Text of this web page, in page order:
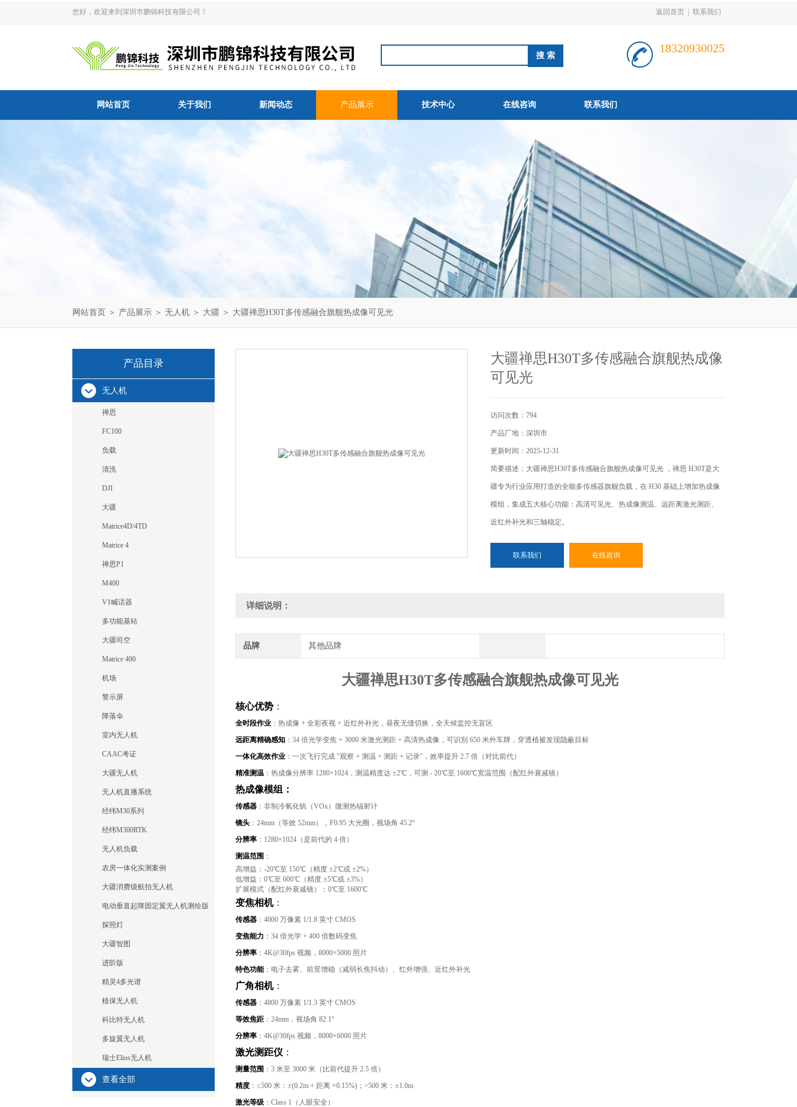
您好，欢迎来到深圳市鹏锦科技有限公司！ 返回首页 联系我们
18320930025
网站首页 关于我们 新闻动态 产品展示 技术中心 在线咨询 联系我们
网站首页 ＞ 产品展示 ＞ 无人机 ＞ 大疆 ＞ 大疆禅思H30T多传感融合旗舰热成像可见光
产品目录
无人机
禅思
FC100
负载
清洗
DJI
大疆
Matrice4D/4TD
Matrice 4
禅思P1
M400
V1喊话器
多功能基站
大疆司空
Matrice 400
机场
警示屏
降落伞
室内无人机
CAAC考证
大疆无人机
无人机直播系统
经纬M30系列
经纬M300RTK
无人机负载
农房一体化实测案例
大疆消费级航拍无人机
电动垂直起降固定翼无人机测绘版
探照灯
大疆智图
进阶版
精灵4多光谱
植保无人机
科比特无人机
多旋翼无人机
瑞士Elios无人机
查看全部
大疆禅思H30T多传感融合旗舰热成像
可见光
访问次数：794
产品厂地：深圳市
更新时间：2025-12-31
简要描述：大疆禅思H30T多传感融合旗舰热成像可见光 ，禅思 H30T是大
疆专为行业应用打造的全能多传感器旗舰负载，在 H30 基础上增加热成像
模组，集成五大核心功能：高清可见光、热成像测温、远距离激光测距、
近红外补光和三轴稳定。
联系我们 在线咨询
详细说明：
品牌 其他品牌
大疆禅思H30T多传感融合旗舰热成像可见光
核心优势 ：
全时段作业 ：热成像 + 全彩夜视 + 近红外补光，昼夜无缝切换，全天候监控无盲区
远距离精确感知 ：34 倍光学变焦 + 3000 米激光测距 + 高清热成像，可识别 650 米外车牌，穿透植被发现隐蔽目标
一体化高效作业 ：一次飞行完成 "观察 + 测温 + 测距 + 记录"，效率提升 2.7 倍（对比前代）
精准测温 ：热成像分辨率 1280×1024，测温精度达 ±2℃，可测 - 20℃至 1600℃宽温范围（配红外衰减镜）
热成像模组：
传感器 ：非制冷氧化钒（VOx）微测热辐射计
镜头 ：24mm（等效 52mm），F0.95 大光圈，视场角 45.2°
分辨率 ：1280×1024（是前代的 4 倍）
测温范围 ：
高增益：-20℃至 150℃（精度 ±2℃或 ±2%）
低增益：0℃至 600℃（精度 ±5℃或 ±3%）
扩展模式（配红外衰减镜）：0℃至 1600℃
变焦相机：
传感器 ：4000 万像素 1/1.8 英寸 CMOS
变焦能力 ：34 倍光学 + 400 倍数码变焦
分辨率 ：4K@30fps 视频，8000×5000 照片
特色功能：电子去雾、前景增稳（减弱长焦抖动）、红外增强、近红外补光
广角相机：
传感器 ：4800 万像素 1/1.3 英寸 CMOS
等效焦距 ：24mm，视场角 82.1°
分辨率 ：4K@30fps 视频，8000×6000 照片
激光测距仪 ：
测量范围 ：3 米至 3000 米（比前代提升 2.5 倍）
精度 ：≤500 米：±(0.2m + 距离 ×0.15%)；>500 米：±1.0m
激光等级 ：Class 1（人眼安全）